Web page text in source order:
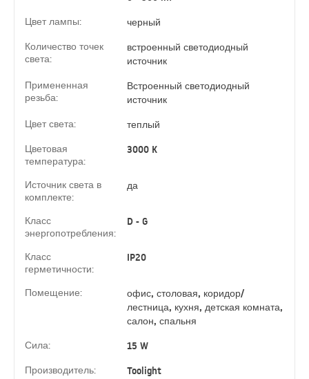
Цвет лампы: черный
Количество точек
света:
встроенный светодиодный
источник
Примененная
резьба:
Встроенный светодиодный
источник
Цвет света: теплый
Цветовая
температура:
3000 K
Источник света в
комплекте:
да
Класс
энергопотребления:
D - G
Класс
герметичности:
IP20
Помещение:
офис, столовая, коридор/
лестница, кухня, детская комната,
салон, спальня
Сила: 15 W
Производитель: Toolight